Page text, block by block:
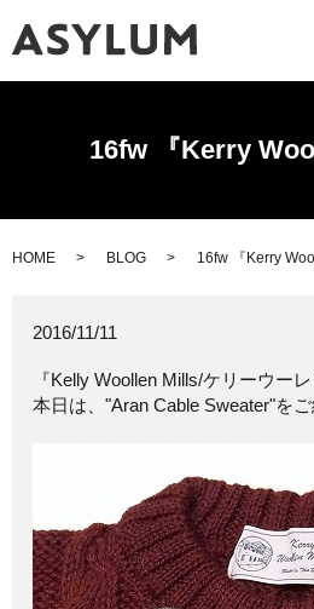
16fw 『Kerry
HOME BLOG 16fw 『Kerry
2016/11/11
『Kelly Woollen Mills/ケリーウー
本日は、"Aran Cable Sweater"をご